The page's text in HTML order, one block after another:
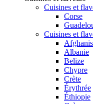
Cuisines et
Corse
Cuisines et
Albanie
Belize
Chypre
Crète
Érythrée
Éthiopie